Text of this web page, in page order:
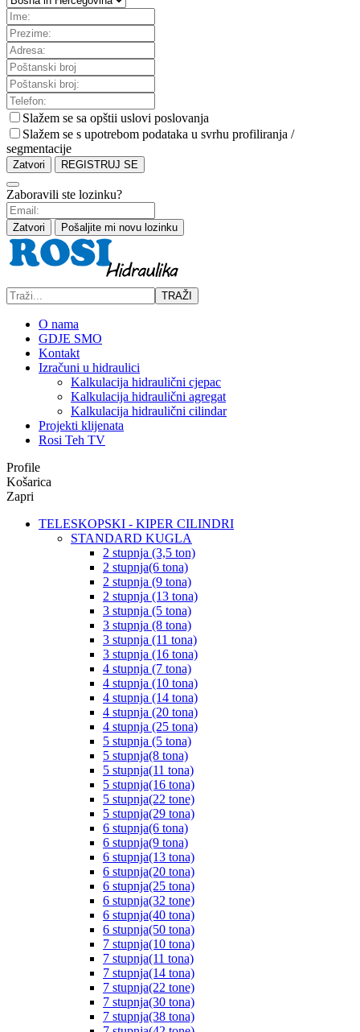
Slažem se sa opštii uslovi poslovanja
Slažem se s upotrebom podataka u svrhu profiliranja /
segmentacije
Zatvori REGISTRUJ SE
Zaboravili ste lozinku?
Zatvori Pošaljite mi novu lozinku
TRAŽI
O nama
GDJE SMO
Kontakt
Izračuni u hidraulici
Kalkulacija hidraulični cjepac
Kalkulacija hidraulični agregat
Kalkulacija hidraulični cilindar
Projekti klijenata
Rosi Teh TV
Profile
Košarica
Zapri
TELESKOPSKI - KIPER CILINDRI
STANDARD KUGLA
2 stupnja (3,5 ton)
2 stupnja(6 tona)
2 stupnja (9 tona)
2 stupnja (13 tona)
3 stupnja (5 tona)
3 stupnja (8 tona)
3 stupnja (11 tona)
3 stupnja (16 tona)
4 stupnja (7 tona)
4 stupnja (10 tona)
4 stupnja (14 tona)
4 stupnja (20 tona)
4 stupnja (25 tona)
5 stupnja (5 tona)
5 stupnja(8 tona)
5 stupnja(11 tona)
5 stupnja(16 tona)
5 stupnja(22 tone)
5 stupnja(29 tona)
6 stupnja(6 tona)
6 stupnja(9 tona)
6 stupnja(13 tona)
6 stupnja(20 tona)
6 stupnja(25 tona)
6 stupnja(32 tone)
6 stupnja(40 tona)
6 stupnja(50 tona)
7 stupnja(10 tona)
7 stupnja(11 tona)
7 stupnja(14 tona)
7 stupnja(22 tone)
7 stupnja(30 tona)
7 stupnja(38 tona)